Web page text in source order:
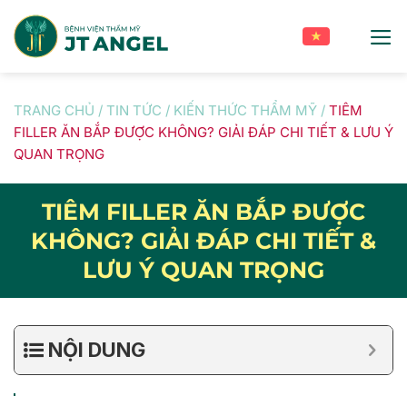
content
TRANG CHỦ / TIN TỨC / KIẾN THỨC THẨM MỸ / TIÊM
FILLER ĂN BẮP ĐƯỢC KHÔNG? GIẢI ĐÁP CHI TIẾT & LƯU Ý
QUAN TRỌNG
TIÊM FILLER ĂN BẮP ĐƯỢC
KHÔNG? GIẢI ĐÁP CHI TIẾT &
LƯU Ý QUAN TRỌNG
NỘI DUNG